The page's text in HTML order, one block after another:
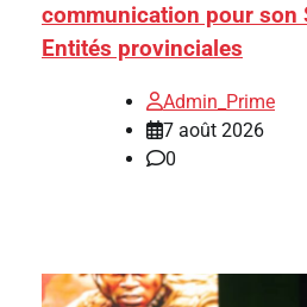
communication pour son
Entités provinciales
Admin_Prime
7 août 2026
0